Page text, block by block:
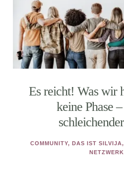
Es reicht! Was wir
keine Phase
COMMUNITY, DAS IST SILVIJA,